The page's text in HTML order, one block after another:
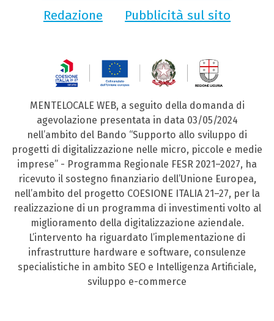
Redazione
Pubblicità sul sito
MENTELOCALE WEB, a seguito della domanda di
agevolazione presentata in data 03/05/2024
nell’ambito del Bando “Supporto allo sviluppo di
progetti di digitalizzazione nelle micro, piccole e medie
imprese” - Programma Regionale FESR 2021–2027, ha
ricevuto il sostegno finanziario dell’Unione Europea,
nell’ambito del progetto COESIONE ITALIA 21–27, per la
realizzazione di un programma di investimenti volto al
miglioramento della digitalizzazione aziendale.
L’intervento ha riguardato l’implementazione di
infrastrutture hardware e software, consulenze
specialistiche in ambito SEO e Intelligenza Artificiale,
sviluppo e-commerce